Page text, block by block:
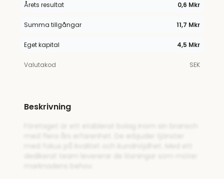
Årets resultat 0,6 Mkr
Summa tillgångar 11,7 Mkr
Eget kapital 4,5 Mkr
Valutakod SEK
Beskrivning